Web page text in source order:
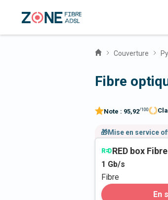
Couverture
Fibre
Note : 95,92/100
🎁Mise en service
RED box Fibre
1 Gb/s
Fibre
En